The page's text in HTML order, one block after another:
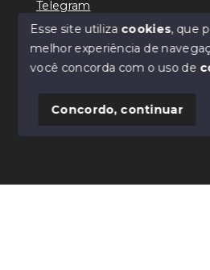
Olá! Estamos
Telegram
© Copyright 2026 - Ricardo
SITE PARA IMOBILIARIA
Esse site utiliza cookies, que
melhor experiência de
você concorda com o uso de
Concordo, continuar